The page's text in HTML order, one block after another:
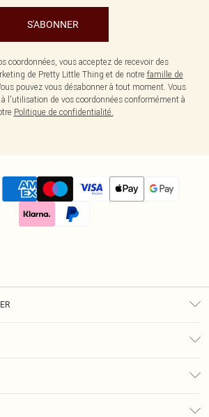
S'ABONNER
coordonnées, vous acceptez de recevoir des
de Pretty Little Thing et de notre famille de
pouvez vous désabonner à tout moment. Vous
l'utilisation de vos coordonnées conformément à
Politique de confidentialité.